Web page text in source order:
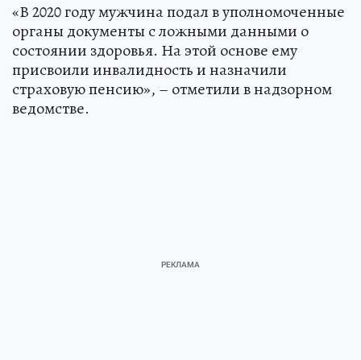
«В 2020 году мужчина подал в уполномоченные
органы документы с ложными данными о
состоянии здоровья. На этой основе ему
присвоили инвалидность и назначили
страховую пенсию», – отметили в надзорном
ведомстве.